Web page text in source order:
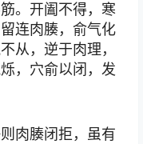
。开阖不得，寒
连肉腠，俞气化
从，逆于肉理，
，穴俞以闭，发
肉腠闭拒，虽有